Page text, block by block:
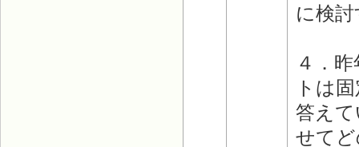
に検
４．
トは
答え
せて